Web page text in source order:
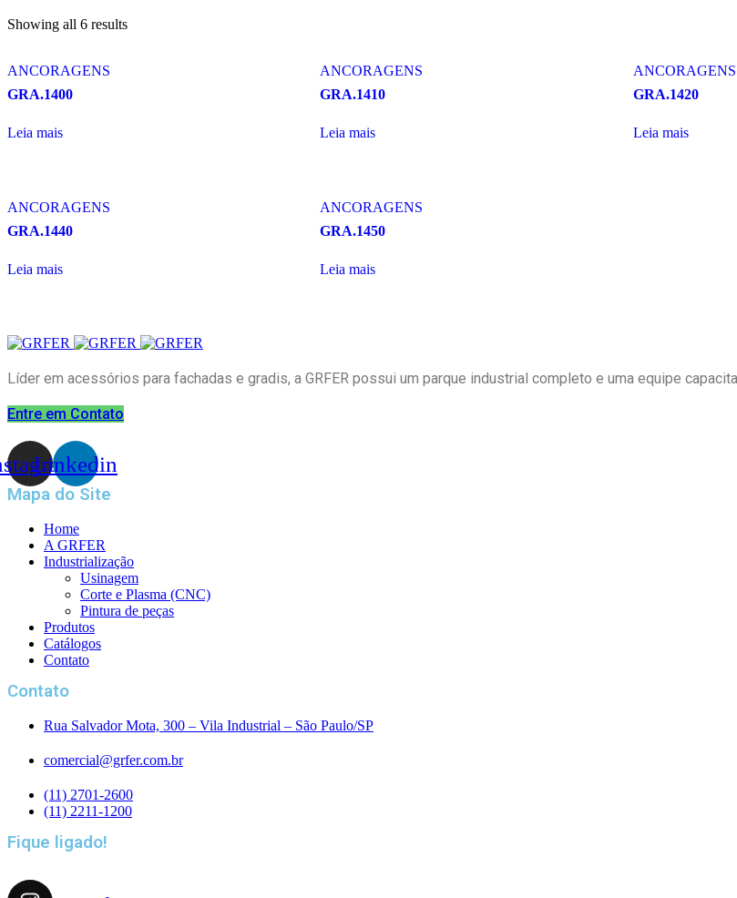
Showing all 6 results
ANCORAGENS
GRA.1400
Leia mais
ANCORAGENS
GRA.1410
Leia mais
ANCORAGENS
GRA.1420
Leia mais
ANCORAGENS
GRA.1440
Leia mais
ANCORAGENS
GRA.1450
Leia mais
Líder em acessórios para fachadas e gradis, a GRFER possui um parque industrial completo e uma equipe
Entre em Contato
Linkedin
Mapa do Site
Home
A GRFER
Industrialização
Usinagem
Corte e Plasma (CNC)
Pintura de peças
Produtos
Catálogos
Contato
Contato
Rua Salvador Mota, 300 – Vila Industrial – São Paulo/SP
comercial@grfer.com.br
(11) 2701-2600
(11) 2211-1200
Fique ligado!